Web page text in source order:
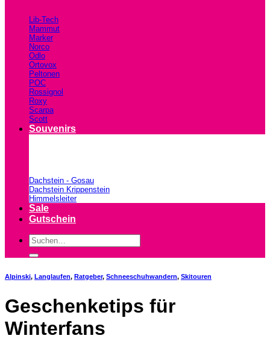
Lib-Tech
Mammut
Marker
Norco
Odlo
Ortovox
Peltonen
POC
Rossignol
Roxy
Scarpa
Scott
Souvenirs
Dachstein - Gosau
Dachstein Krippenstein
Himmelsleiter
Sale
Gutschein
Suchen
nach:
Alpinski, Langlaufen, Ratgeber, Schneeschuhwandern, Skitouren
Geschenketips für
Winterfans